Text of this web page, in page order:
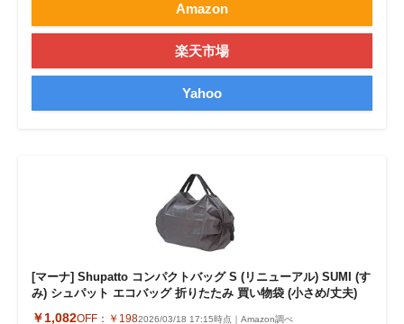
Amazon
楽天市場
Yahoo
[マーナ] Shupatto コンパクトバッグ S (リニューアル) SUMI (す
み) シュパット エコバッグ 折りたたみ 買い物袋 (小さめ/丈夫)
￥1,082OFF： ￥1982026/03/18 17:15時点｜Amazon調べ